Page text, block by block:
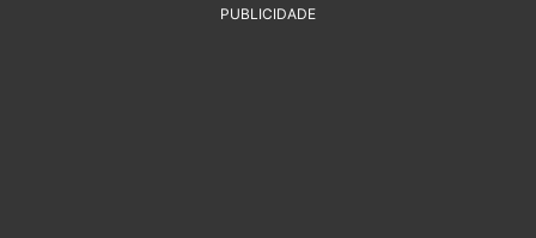
PUBLICIDADE